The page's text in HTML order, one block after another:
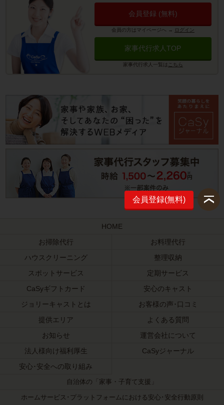
会員登録 (無料)
会員の方はマイページへ → ログイン
家事代行求人TOP
家事代行求人一覧は こちら
会員登録(無料)
HOME
お掃除代行
お料理代行
ハウスクリーニング
整理収納
スポットサービス
定期サービス
CaSyギフトカード
安心のキャスト
ジョリーキャストとは
お客様の声･口コミ
提供エリア
よくある質問
お知らせ
運営会社について
法人様向け福利厚生
CaSyジャーナル
安心･安全への取り組み
自治体の「家事・子育て支援」
ホームサービス･プラットフォームにおける安心･安全行動原則